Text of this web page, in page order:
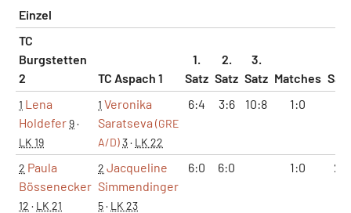
Einzel
TC
Burgstetten
2
TC Aspach 1
1.
Satz
2.
Satz
3.
Satz Matches
1 Lena
Holdefer9·
LK 19
1 Veronika
Saratseva (GRE
A/D)3· LK 22
6:4 3:6 10:8 1:0
2 Paula
Bössenecker
12 · LK 21
2 Jacqueline
Simmendinger
5· LK 23
6:0 6:0 1:0 2:0